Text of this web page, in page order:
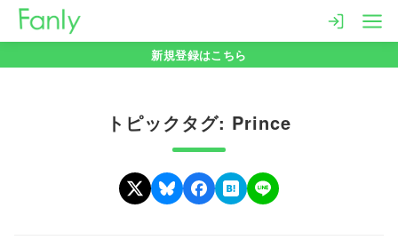
新規登録はこちら
トピックタグ: Prince